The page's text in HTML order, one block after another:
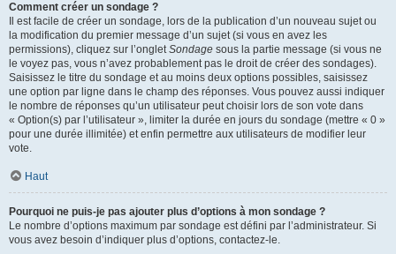
Comment créer un sondage ?
Il est facile de créer un sondage, lors de la publication d’un nouveau sujet ou
la modification du premier message d’un sujet (si vous en avez les
permissions), cliquez sur l’ongletSondage sous la partie message (si vous ne
le voyez pas, vous n’avez probablement pas le droit de créer des sondages).
Saisissez le titre du sondage et au moins deux options possibles, saisissez
une option par ligne dans le champ des réponses. Vous pouvez aussi indiquer
le nombre de réponses qu’un utilisateur peut choisir lors de son vote dans
« Option(s) par l’utilisateur », limiter la durée en jours du sondage (mettre « 0 »
pour une durée illimitée) et enfin permettre aux utilisateurs de modifier leur
vote.
Haut
Pourquoi ne puis-je pas ajouter plus d’options à mon sondage ?
Le nombre d’options maximum par sondage est défini par l’administrateur. Si
vous avez besoin d’indiquer plus d’options, contactez-le.